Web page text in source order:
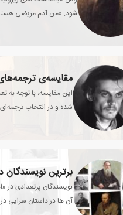
شود: «من آدم مریضی
این مقایسه، با توجه به
شده و در انتخاب
برترین نویسندگان
نویسندگان پرتعدادی در
آن ها در داستان سرایی